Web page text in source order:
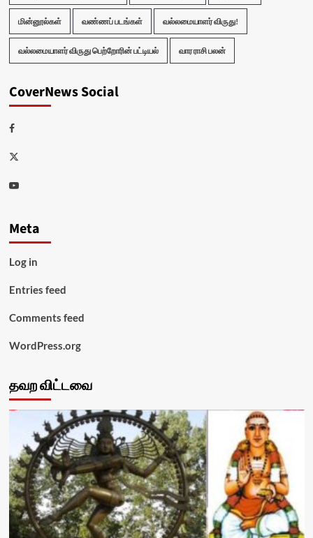
மின்னூல்கள் வண்ணப் படங்கள் வல்லமையாளர் விருது!
வல்லமையாளர் விருது பெற்றோரின் பட்டியல் வார ராசி பலன்
CoverNews Social
Facebook
Twitter
Youtube
Meta
Log in
Entries feed
Comments feed
WordPress.org
தவற விட்டவை